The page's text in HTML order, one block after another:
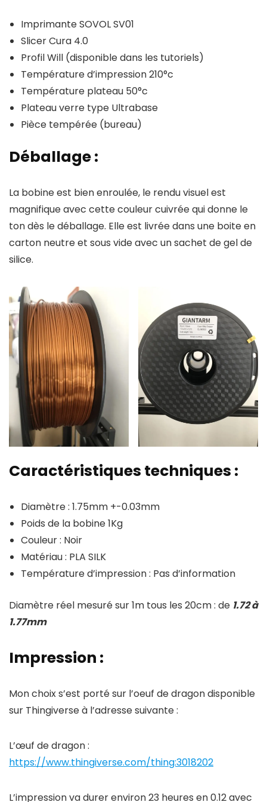
Imprimante SOVOL SV01
Slicer Cura 4.0
Profil Will (disponible dans les tutoriels)
Température d’impression 210°c
Température plateau 50°c
Plateau verre type Ultrabase
Pièce tempérée (bureau)
Déballage :
La bobine est bien enroulée, le rendu visuel est
magnifique avec cette couleur cuivrée qui donne le
ton dès le déballage. Elle est livrée dans une boite en
carton neutre et sous vide avec un sachet de gel de
silice.
Caractéristiques techniques :
Diamètre : 1.75mm +-0.03mm
Poids de la bobine 1Kg
Couleur : Noir
Matériau : PLA SILK
Température d’impression : Pas d’information
Diamètre réel mesuré sur 1m tous les 20cm : de 1.72 à
1.77mm
Impression :
Mon choix s’est porté sur l’oeuf de dragon disponible
sur Thingiverse à l’adresse suivante :
L’œuf de dragon :
https://www.thingiverse.com/thing:3018202
L’impression va durer environ 23 heures en 0.12 avec